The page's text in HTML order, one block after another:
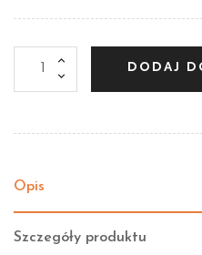
DODAJ
Opis
Szczegóły produktu